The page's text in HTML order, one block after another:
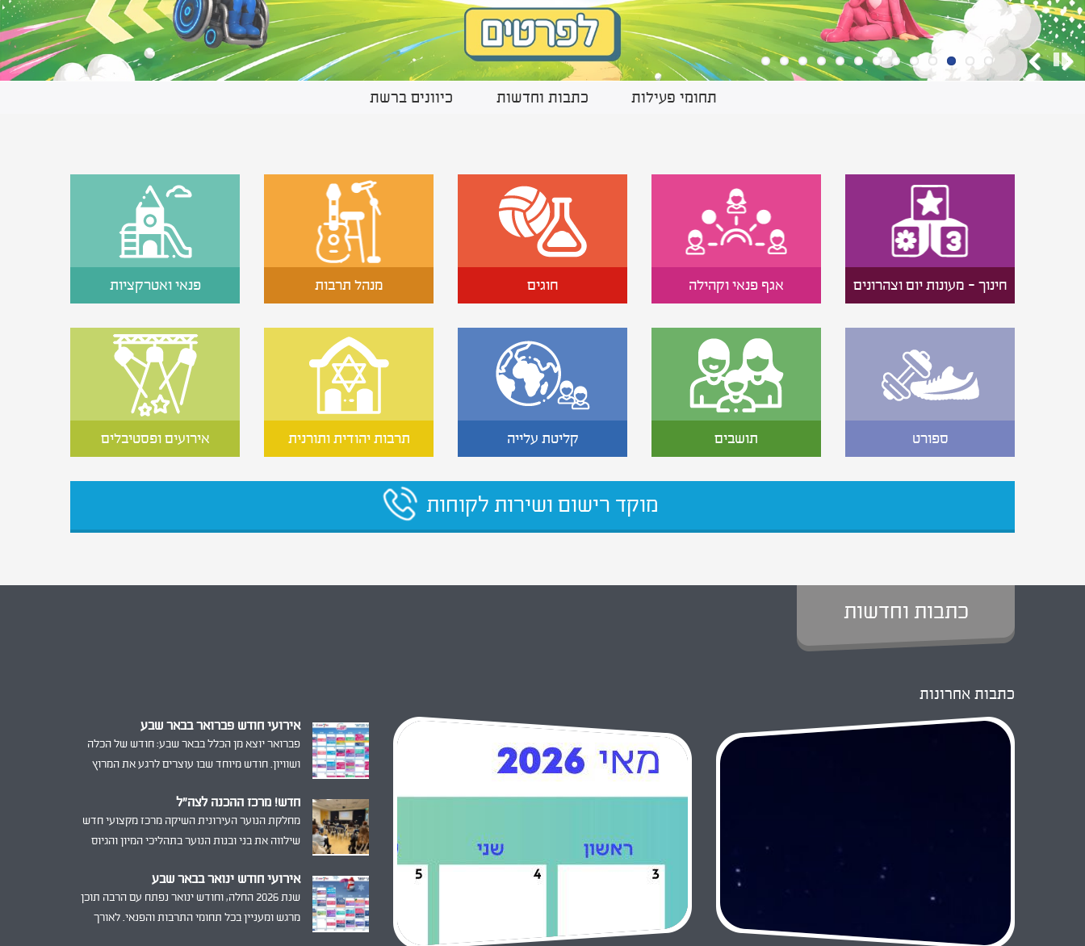
Previous Next
עצירה
תחומי פעילות כתבות וחדשות כיוונים ברשת
חינוך - מעונות יום וצהרונים אגף פנאי וקהילה חוגים מנהל תרבות פנאי ואטרקציות
ספורט תושבים קליטת עלייה תרבות יהודית ותורנית אירועים ופסטיבלים
מוקד רישום ושירות לקוחות
כתבות וחדשות
כתבות אחרונות
אירועי חודש פברואר בבאר שבע
פברואר יוצא מן הכלל בבאר שבע: חודש של הכלה
ושוויון. חודש מיוחד שבו עוצרים לרגע את המרוץ
שחשוב באמת
חדש! מרכז ההכנה לצה"ל
מחלקת הנוער העירונית השיקה מרכז מקצועי חדש
שילווה את בני ובנות הנוער בתהליכי המיון והגיוס
סימולציות, סדנאות חוסן ומידע מקצועי.
אירועי חודש ינואר בבאר שבע
שנת 2026 החלה, וחודש ינואר נפתח עם הרבה תוכן
מרגש ומעניין בכל תחומי התרבות והפנאי. לאורך